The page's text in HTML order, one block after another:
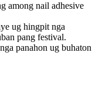
among nail adhesive
ug hingpit nga
pang festival.
panahon ug buhaton